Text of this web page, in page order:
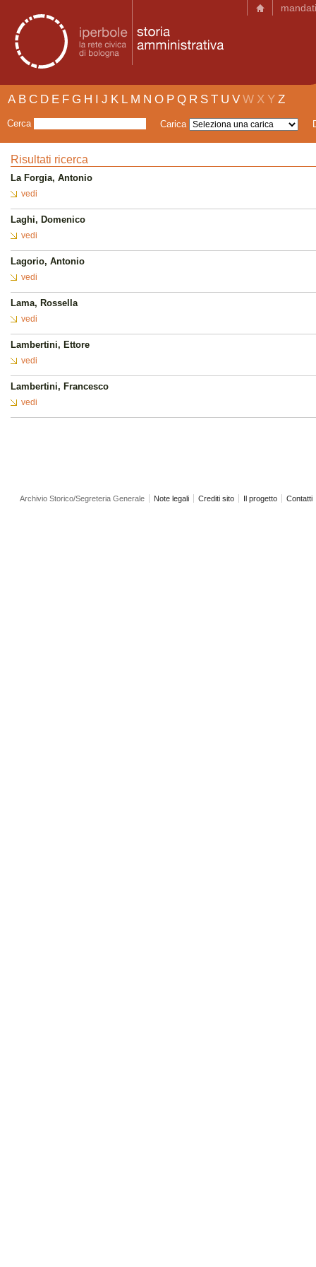
mandati
A B C D E F G H I J K L M N O P Q R S T U V W X Y Z
Cerca Carica
Risultati ricerca
La Forgia, Antonio
vedi
Laghi, Domenico
vedi
Lagorio, Antonio
vedi
Lama, Rossella
vedi
Lambertini, Ettore
vedi
Lambertini, Francesco
vedi
Archivio Storico/Segreteria Generale Note legali Crediti sito Il progetto Contatti